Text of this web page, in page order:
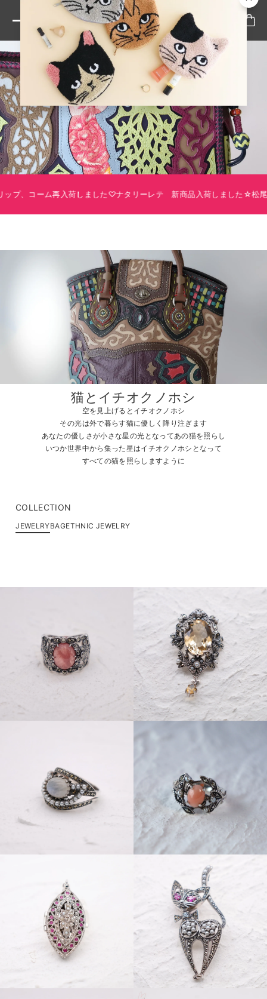
入荷しました♡ナタリーレテ 新商品入荷しました☆松尾ミユキハチワレ
猫とイチオクノホシ
空を見上げるとイチオクノホシ
その光は外で暮らす猫に優しく降り注ぎます
あなたの優しさが小さな星の光となってあの猫を照らし
いつか世界中から集った星はイチオクノホシとなって
すべての猫を照らしますように
COLLECTION
JEWELRYBAGETHNIC JEWELRY
猫とイチオクノホシ
嫌われ者だった。仲間はいなかった。
喧嘩ばかりしていた猫と、怖がりでひとりぼっ
ちだった猫。
2匹は家族になりました。
猫デザインのアクセサリーやイラストのパッケ
ージ紅茶、チャリティーグッズの売り上げの
30％が
猫とイチオクノホシの保護活動に寄付されま
02